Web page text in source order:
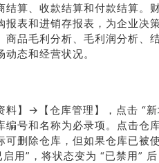
算、收款结算和付款结算。
表和进销存报表，为企业决
品毛利分析、毛利润分析、
态和经营状况。
料】→【仓库管理】，点击 “新
号和名称为必录项。点击仓
删除仓库，但如果仓库已被
用”，将状态变为 “已禁用” 后